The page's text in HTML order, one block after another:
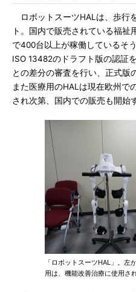
ロボットスーツHALは、歩行
ト。国内で販売されている福祉
で400台以上が稼働しているそ
ISO 13482のドラフト版の認証
との差分の審査を行い、正式版
また医療用のHALは現在欧州で
され次第、国内での販売も開始
「ロボットスーツHAL」。左
用は、機能改善治療に使用さ